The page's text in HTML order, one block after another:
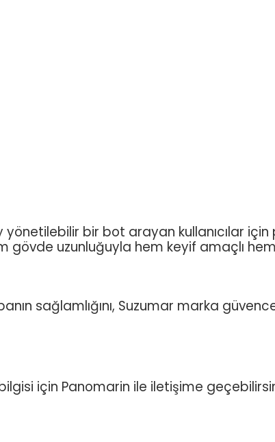
bir bot arayan kullanıcılar
uzunluğuyla hem keyif amaçlı
sağlamlığını, Suzumar marka
için Panomarin ile iletişime